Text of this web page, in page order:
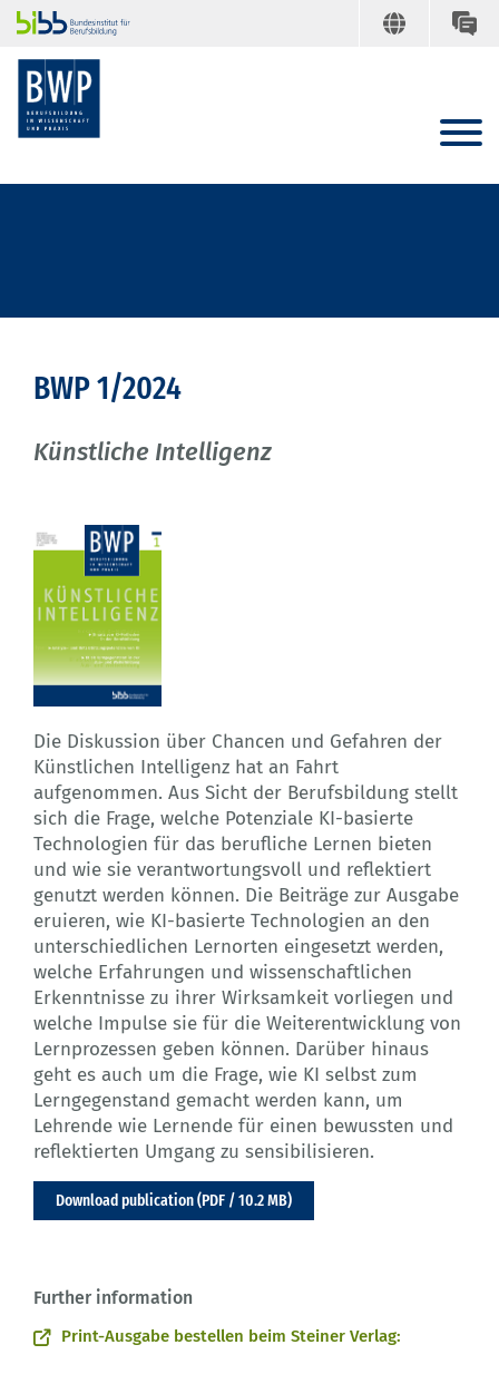
BWP 1/2024
Künstliche Intelligenz
Die Diskussion über Chancen und Gefahren der
Künstlichen Intelligenz hat an Fahrt
aufgenommen. Aus Sicht der Berufsbildung stellt
sich die Frage, welche Potenziale KI-basierte
Technologien für das berufliche Lernen bieten
und wie sie verantwortungsvoll und reflektiert
genutzt werden können. Die Beiträge zur Ausgabe
eruieren, wie KI-basierte Technologien an den
unterschiedlichen Lernorten eingesetzt werden,
welche Erfahrungen und wissenschaftlichen
Erkenntnisse zu ihrer Wirksamkeit vorliegen und
welche Impulse sie für die Weiterentwicklung von
Lernprozessen geben können. Darüber hinaus
geht es auch um die Frage, wie KI selbst zum
Lerngegenstand gemacht werden kann, um
Lehrende wie Lernende für einen bewussten und
reflektierten Umgang zu sensibilisieren.
Download publication (PDF / 10.2 MB)
Further information
Print-Ausgabe bestellen beim Steiner Verlag: